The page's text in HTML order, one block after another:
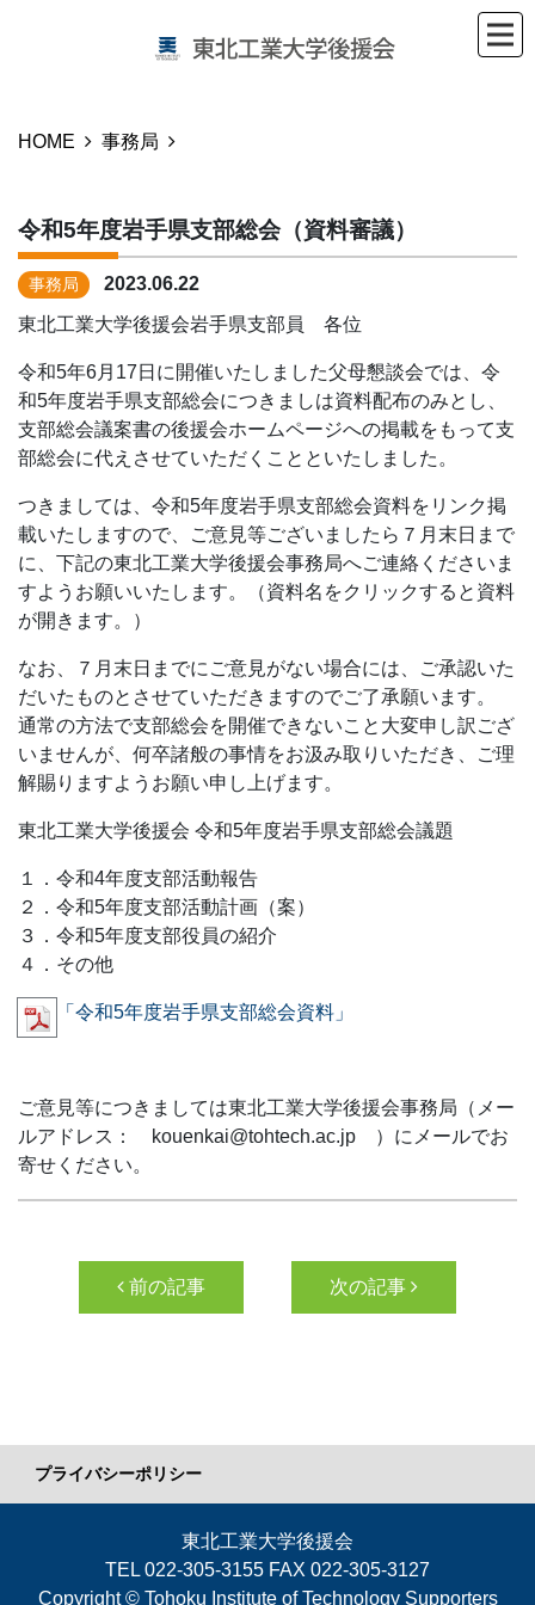
HOME 事務局
令和5年度岩手県支部総会（資料審議）
事務局
2023.06.22
東北工業大学後援会岩手県支部員 各位
令和5年6月17日に開催いたしました父母懇談会では、令
和5年度岩手県支部総会につきましは資料配布のみとし、
支部総会議案書の後援会ホームページへの掲載をもって支
部総会に代えさせていただくことといたしました。
つきましては、令和5年度岩手県支部総会資料をリンク掲
載いたしますので、ご意見等ございましたら７月末日まで
に、下記の東北工業大学後援会事務局へご連絡くださいま
すようお願いいたします。（資料名をクリックすると資料
が開きます。）
なお、７月末日までにご意見がない場合には、ご承認いた
だいたものとさせていただきますのでご了承願います。
通常の方法で支部総会を開催できないこと大変申し訳ござ
いませんが、何卒諸般の事情をお汲み取りいただき、ご理
解賜りますようお願い申し上げます。
東北工業大学後援会 令和5年度岩手県支部総会議題
１．令和4年度支部活動報告
２．令和5年度支部活動計画（案）
３．令和5年度支部役員の紹介
４．その他
「令和5年度岩手県支部総会資料」
ご意見等につきましては東北工業大学後援会事務局（メー
ルアドレス： kouenkai@tohtech.ac.jp ）にメールでお
寄せください。
投稿ナビゲーション
前の記事 次の記事
プライバシーポリシー
東北工業大学後援会
TEL 022-305-3155 FAX 022-305-3127
Copyright © Tohoku Institute of Technology Supporters